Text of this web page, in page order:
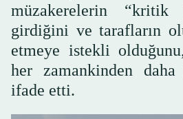
müzakerelerin “kritik
girdiğini ve tarafların
etmeye istekli
her zamankinden daha
ifade etti.